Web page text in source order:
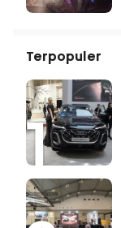
Terpopuler